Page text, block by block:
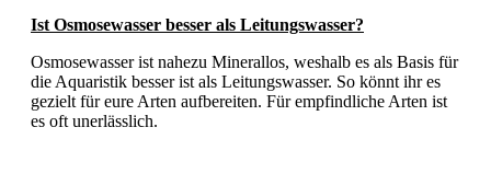
Ist Osmosewasser besser als Leitungswasser?
Osmosewasser ist nahezu Minerallos, weshalb es als Basis für
die Aquaristik besser ist als Leitungswasser. So könnt ihr es
gezielt für eure Arten aufbereiten. Für empfindliche Arten ist
es oft unerlässlich.